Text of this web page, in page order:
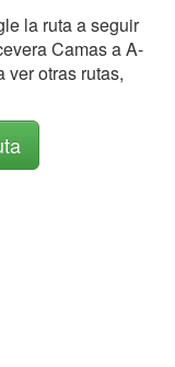
la ruta a seguir
Camas a A-
ver otras rutas,